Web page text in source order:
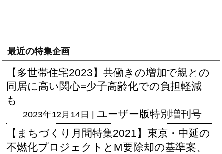
最近の特集企画
【多世帯住宅2023】共働きの増加で親との
同居に高い関心=少子高齢化での負担軽減
も
2023年12月14日 | ユーザー版特別増刊号
【まちづくり月間特集2021】東京・中延の
不燃化プロジェクトとM要除却の基準案、